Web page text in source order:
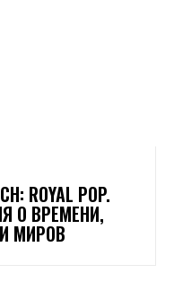
ROYAL POP.
О ВРЕМЕНИ,
МИРОВ